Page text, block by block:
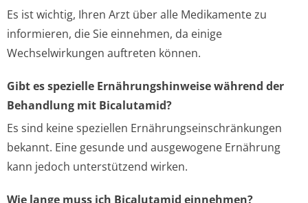
Es ist wichtig, Ihren Arzt über alle Medikamente zu
informieren, die Sie einnehmen, da einige
Wechselwirkungen auftreten können.
Gibt es spezielle Ernährungshinweise während der
Behandlung mit Bicalutamid?
Es sind keine speziellen Ernährungseinschränkungen
bekannt. Eine gesunde und ausgewogene Ernährung
kann jedoch unterstützend wirken.
Wie lange muss ich Bicalutamid einnehmen?